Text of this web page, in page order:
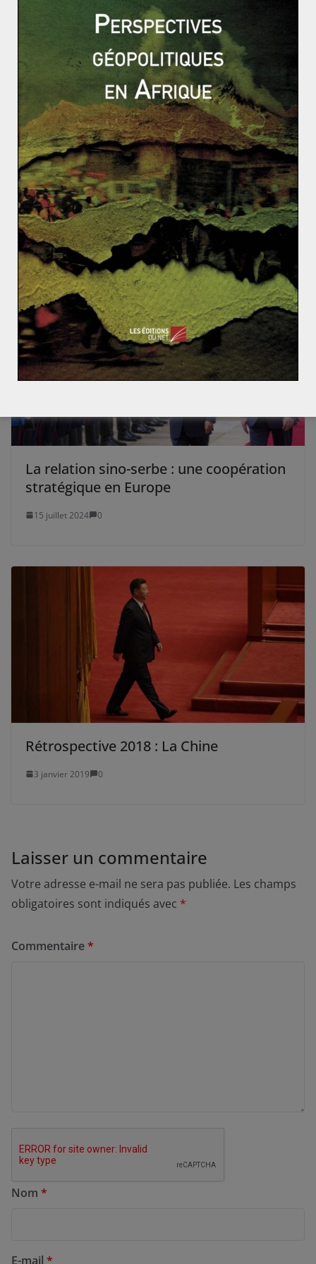
ronge les bénéfices des hausses de salaire. La Chine se
trouve également dans l’impasse de la crise et le
régime politique tremble.
Le non-sens du soutien actuel à l’Espagne
Stratégie perdante pour Al Qaeda au Yémen
La Chine apte à un consensus dans « sa
» mer ?
9 novembre 2015 0
La relation sino-serbe : une coopération
stratégique en Europe
15 juillet 2024 0
Rétrospective 2018 : La Chine
3 janvier 2019 0
Laisser un commentaire
Votre adresse e-mail ne sera pas publiée. Les champs
obligatoires sont indiqués avec *
Commentaire*
Nom *
E-mail *